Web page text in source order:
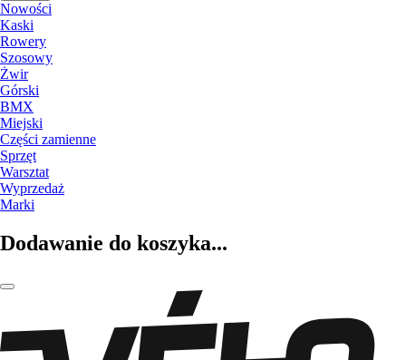
Nowości
Kaski
Rowery
Szosowy
Żwir
Górski
BMX
Miejski
Części zamienne
Sprzęt
Warsztat
Wyprzedaż
Marki
Dodawanie do koszyka...